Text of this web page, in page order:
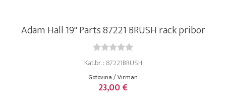
Adam Hall 19" Parts 87221 BRUSH rack pribor
Kat.br. : 87221BRUSH
Gotovina / Virman
23,00 €